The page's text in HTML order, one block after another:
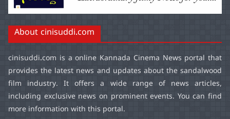
About cinisuddi.com
cinisuddi.com is a online Kannada Cinema News portal that
provides the latest news and updates about the sandalwood
film industry. It offers a wide range of news articles,
including exclusive news on prominent events. You can find
more information with this portal.